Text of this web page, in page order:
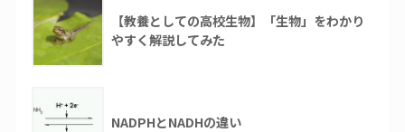
【教養としての高校生物】「生物」をわかり
やすく解説してみた
NADPHとNADHの違い